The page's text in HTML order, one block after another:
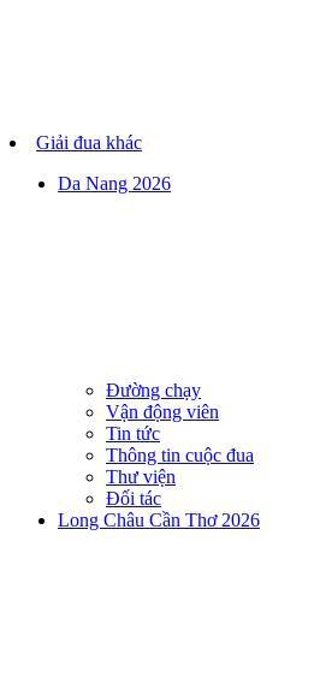
Giải đua khác
Da Nang 2026
Đường chạy
Vận động viên
Tin tức
Thông tin cuộc đua
Thư viện
Đối tác
Long Châu Cần Thơ 2026